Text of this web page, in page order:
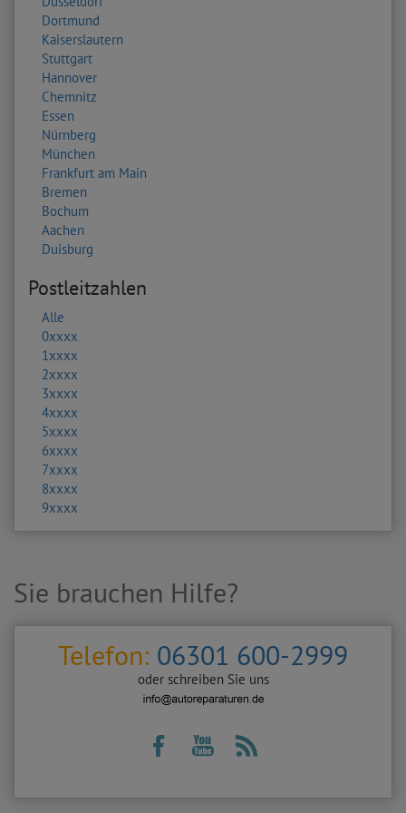
Dortmund
Kaiserslautern
Stuttgart
Hannover
Chemnitz
Essen
Nürnberg
München
Frankfurt am Main
Bremen
Bochum
Aachen
Duisburg
Postleitzahlen
Alle
0xxxx
1xxxx
2xxxx
3xxxx
4xxxx
5xxxx
6xxxx
7xxxx
8xxxx
9xxxx
Sie brauchen Hilfe?
Telefon: 06301 600-2999
oder schreiben Sie uns